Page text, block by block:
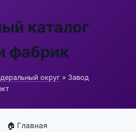
каталог
фабрик
округ » Завод
🏠 Главная